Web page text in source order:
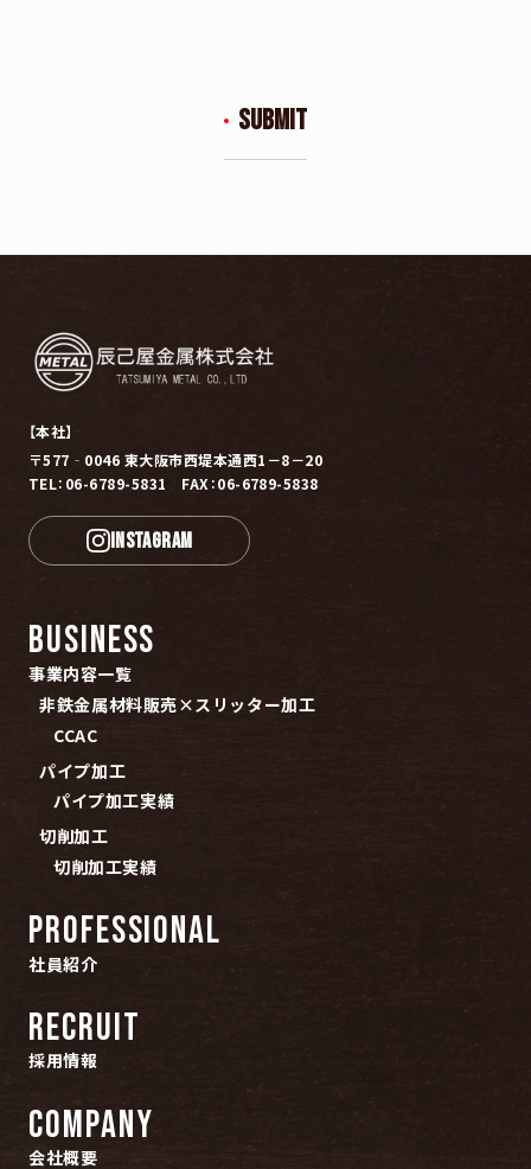
【本社】
〒577‐0046 東大阪市西堤本通西1－8－20
TEL：06-6789-5831 FAX：06-6789-5838
INSTAGRAM
BUSINESS
事業内容一覧
非鉄金属材料販売×スリッター加工
CCAC
パイプ加工
パイプ加工実績
切削加工
切削加工実績
PROFESSIONAL
社員紹介
RECRUIT
採用情報
COMPANY
会社概要